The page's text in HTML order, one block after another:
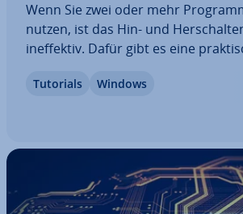
Wenn Sie zwei oder mehr
nutzen, ist das Hin- und
in­ef­fek­tiv. Dafür gibt es eine
füllen zwei Fenster je eine
Tutorials Windows